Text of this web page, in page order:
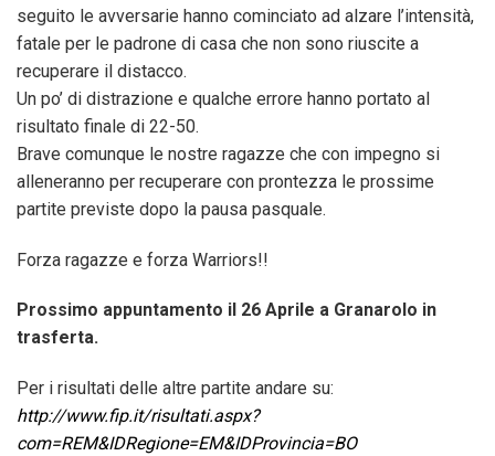
seguito le avversarie hanno cominciato ad alzare l’intensità,
fatale per le padrone di casa che non sono riuscite a
recuperare il distacco.
Un po’ di distrazione e qualche errore hanno portato al
risultato finale di 22-50.
Brave comunque le nostre ragazze che con impegno si
alleneranno per recuperare con prontezza le prossime
partite previste dopo la pausa pasquale.
Forza ragazze e forza Warriors!!
Prossimo appuntamento il 26 Aprile a Granarolo in
trasferta.
Per i risultati delle altre partite andare su:
http://www.fip.it/risultati.aspx?
com=REM&IDRegione=EM&IDProvincia=BO